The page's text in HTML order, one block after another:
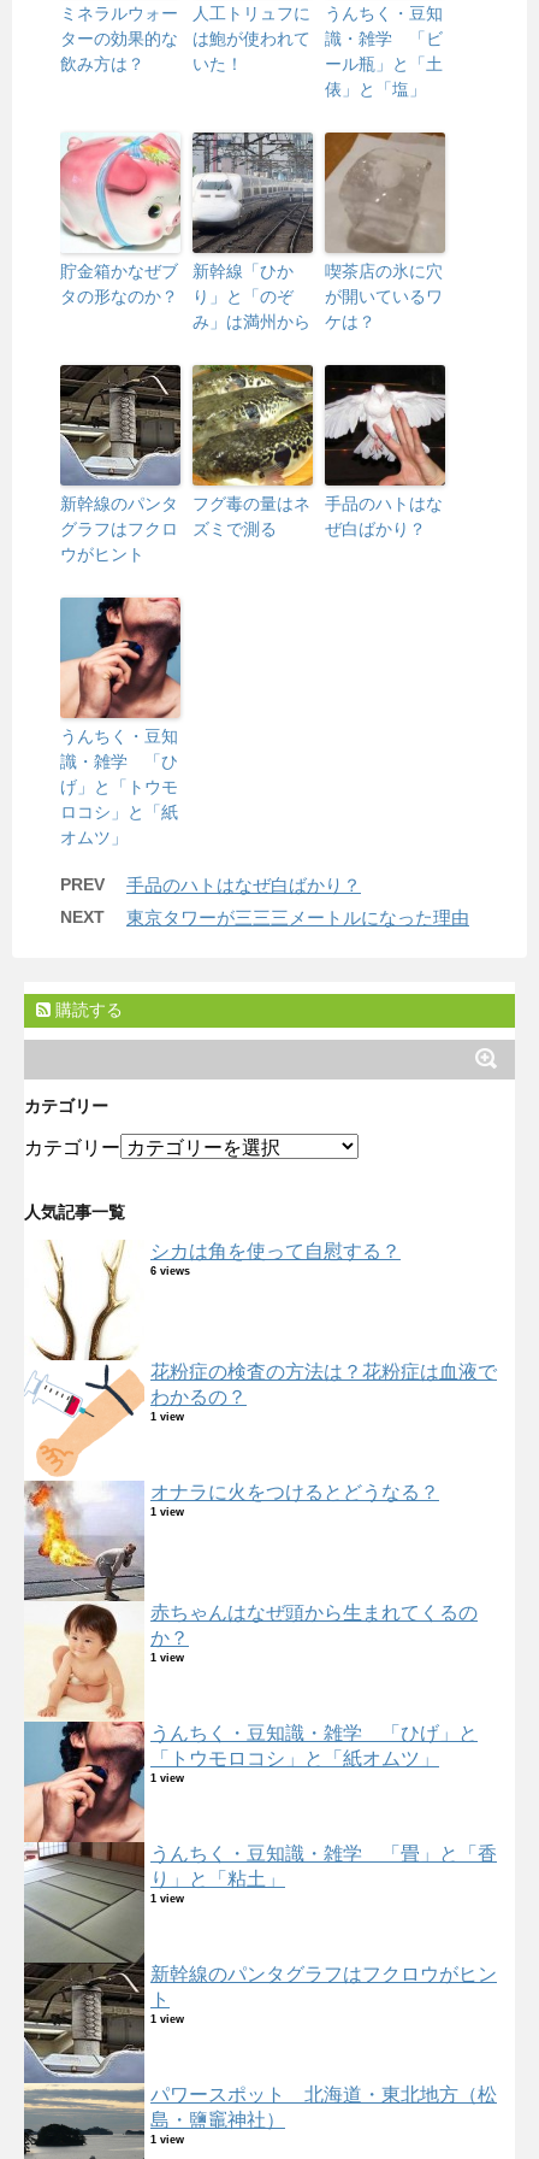
ミネラルウォー
ターの効果的な
飲み方は？
人工トリュフに
は鮑が使われて
いた！
うんちく・豆知
識・雑学 「ビ
ール瓶」と「土
俵」と「塩」
貯金箱かなぜブ
タの形なのか？
新幹線「ひか
り」と「のぞ
み」は満州から
喫茶店の氷に穴
が開いているワ
ケは？
新幹線のパンタ
グラフはフクロ
ウがヒント
フグ毒の量はネ
ズミで測る
手品のハトはな
ぜ白ばかり？
うんちく・豆知
識・雑学 「ひ
げ」と「トウモ
ロコシ」と「紙
オムツ」
PREV 手品のハトはなぜ白ばかり？
NEXT 東京タワーが三三三メートルになった理由
購読する
カテゴリー
カテゴリー
人気記事一覧
シカは角を使って自慰する？
6 views
花粉症の検査の方法は？花粉症は血液で
わかるの？
1 view
オナラに火をつけるとどうなる？
1 view
赤ちゃんはなぜ頭から生まれてくるの
か？
1 view
うんちく・豆知識・雑学 「ひげ」と
「トウモロコシ」と「紙オムツ」
1 view
うんちく・豆知識・雑学 「畳」と「香
り」と「粘土」
1 view
新幹線のパンタグラフはフクロウがヒン
ト
1 view
パワースポット 北海道・東北地方（松
島・鹽竈神社）
1 view